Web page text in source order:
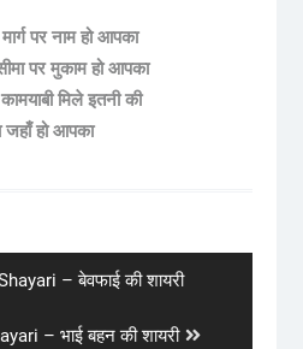
पर नाम हो आपका
पर मुकाम हो आपका
मिले इतनी की
जहाँ हो आपका
– बेवफाई की शायरी
– भाई बहन की शायरी